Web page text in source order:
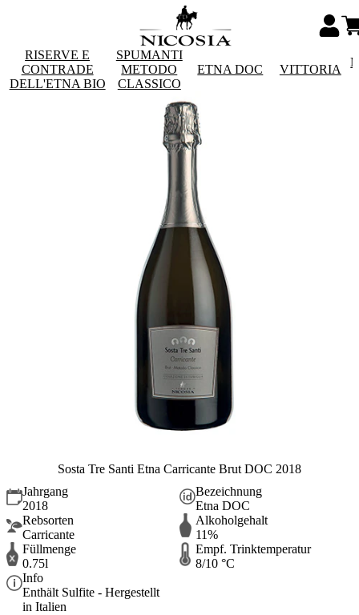
RISERVE E
CONTRADE
DELL'ETNA BIO
SPUMANTI
METODO
CLASSICO
ETNA DOC VITTORIA
Sosta Tre Santi Etna Carricante Brut DOC 2018
Jahrgang
2018
Bezeichnung
Etna DOC
Rebsorten
Carricante
Alkoholgehalt
11%
Füllmenge
0.75l
Empf. Trinktemperatur
8/10 °C
Info
Enthält Sulfite - Hergestellt
in Italien